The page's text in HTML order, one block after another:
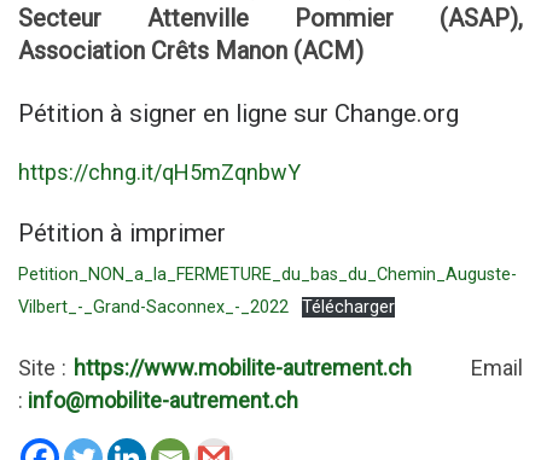
Secteur Attenville Pommier (ASAP),
Association Crêts Manon (ACM)
Pétition à signer en ligne sur Change.org
https://chng.it/qH5mZqnbwY
Pétition à imprimer
Petition_NON_a_la_FERMETURE_du_bas_du_Chemin_Auguste-
Vilbert_-_Grand-Saconnex_-_2022
Télécharger
Site : https://www.mobilite-autrement.chEmail
: info@mobilite-autrement.ch